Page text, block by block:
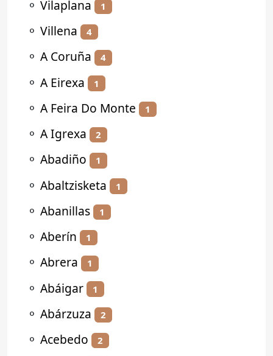
⚬ Vilaplana 1
⚬ Villena 4
⚬ A Coruña 4
⚬ A Eirexa 1
⚬ A Feira Do Monte 1
⚬ A Igrexa 2
⚬ Abadiño 1
⚬ Abaltzisketa 1
⚬ Abanillas 1
⚬ Aberín 1
⚬ Abrera 1
⚬ Abáigar 1
⚬ Abárzuza 2
⚬ Acebedo 2